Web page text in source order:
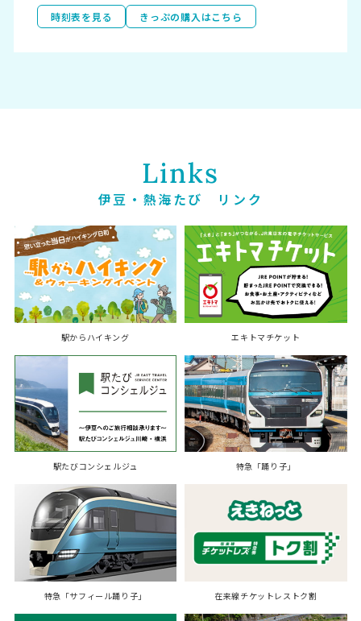
時刻表を見る きっぷの購入はこちら
Links
伊豆・ あたみ
熱海たび リンク
駅からハイキング エキトマチケット
駅たびコンシェルジュ 特急「踊り子」
特急「サフィール踊り子」 在来線チケットレストク割